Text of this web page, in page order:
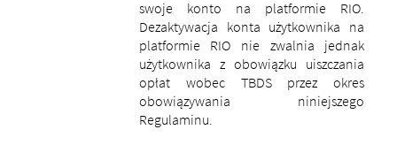
swoje konto na platformie RIO.
Dezaktywacja konta użytkownika na
platformie RIO nie zwalnia jednak
użytkownika z obowiązku uiszczania
opłat wobec TBDS przez okres
obowiązywania niniejszego
Regulaminu.